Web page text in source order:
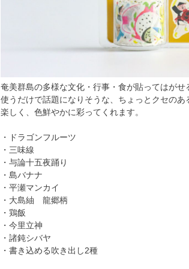
奄美群島の多様な文化・行事・食が貼ってはがせ
使うだけで話題になりそうな、ちょっとクセの
楽しく、色鮮やかに彩ってくれます。
・ドラゴンフルーツ
・三味線
・与論十五夜踊り
・島バナナ
・平瀬マンカイ
・大島紬 龍郷柄
・鶏飯
・今里立神
・諸鈍シバヤ
・書き込める吹き出し2種